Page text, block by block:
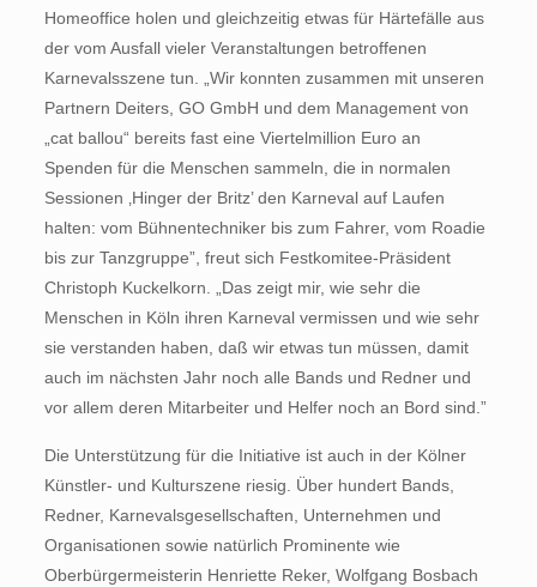
Homeoffice holen und gleichzeitig etwas für Härtefälle aus
der vom Ausfall vieler Veranstaltungen betroffenen
Karnevalsszene tun. „Wir konnten zusammen mit unseren
Partnern Deiters, GO GmbH und dem Management von
„cat ballou“ bereits fast eine Viertelmillion Euro an
Spenden für die Menschen sammeln, die in normalen
Sessionen ‚Hinger der Britz’ den Karneval auf Laufen
halten: vom Bühnentechniker bis zum Fahrer, vom Roadie
bis zur Tanzgruppe”, freut sich Festkomitee-Präsident
Christoph Kuckelkorn. „Das zeigt mir, wie sehr die
Menschen in Köln ihren Karneval vermissen und wie sehr
sie verstanden haben, daß wir etwas tun müssen, damit
auch im nächsten Jahr noch alle Bands und Redner und
vor allem deren Mitarbeiter und Helfer noch an Bord sind.”
Die Unterstützung für die Initiative ist auch in der Kölner
Künstler- und Kulturszene riesig. Über hundert Bands,
Redner, Karnevalsgesellschaften, Unternehmen und
Organisationen sowie natürlich Prominente wie
Oberbürgermeisterin Henriette Reker, Wolfgang Bosbach